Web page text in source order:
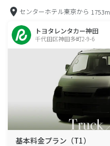
センターホテル東京から 1753m
トヨタレンタカー神田
千代田区神田多町2-9-6
基本料金プラン（T1）